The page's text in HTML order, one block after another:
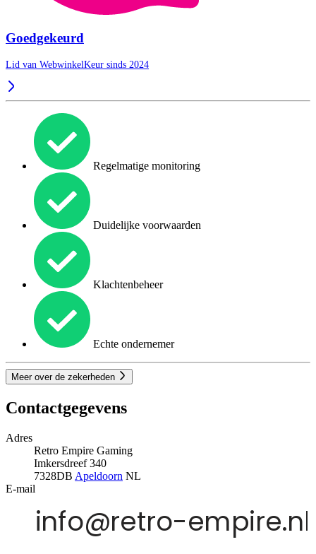
Goedgekeurd
Lid van WebwinkelKeur sinds 2024
Regelmatige monitoring
Duidelijke voorwaarden
Klachtenbeheer
Echte ondernemer
Meer over de zekerheden
Contactgegevens
Adres
Retro Empire Gaming
Imkersdreef 340
7328DB Apeldoorn NL
E-mail